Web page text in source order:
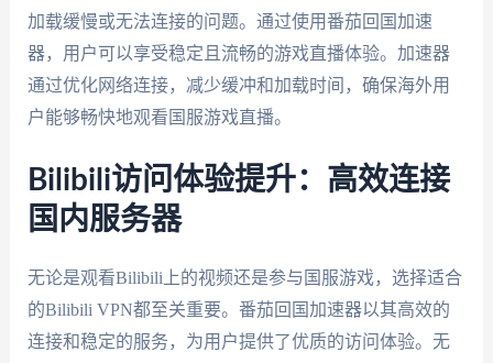
加载缓慢或无法连接的问题。通过使用番茄回国加速
器，用户可以享受稳定且流畅的游戏直播体验。加速器
通过优化网络连接，减少缓冲和加载时间，确保海外用
户能够畅快地观看国服游戏直播。
Bilibili访问体验提升：高效连接
国内服务器
无论是观看Bilibili上的视频还是参与国服游戏，选择适合
的Bilibili VPN都至关重要。番茄回国加速器以其高效的
连接和稳定的服务，为用户提供了优质的访问体验。无